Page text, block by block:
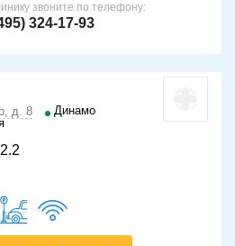
звоните по телефону:
324-17-93
д. 8
Динамо
2.2